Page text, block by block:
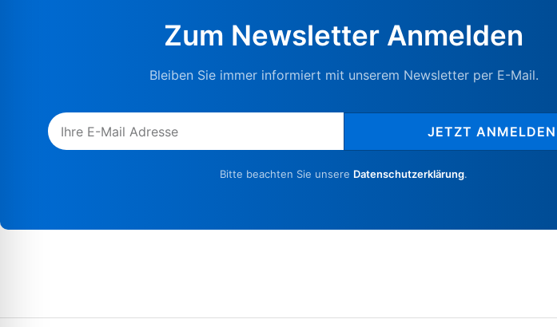
Zum Newsletter Anmelden
Bleiben Sie immer informiert mit unserem Newsletter per E-Mail.
JETZT ANMELDEN
Bitte beachten Sie unsere Datenschutzerklärung.